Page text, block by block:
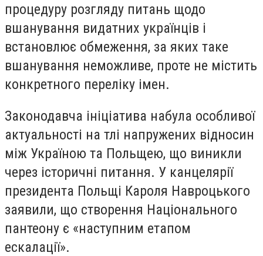
процедуру розгляду питань щодо
вшанування видатних українців і
встановлює обмеження, за яких таке
вшанування неможливе, проте не містить
конкретного переліку імен.
Законодавча ініціатива набула особливої
актуальності на тлі напружених відносин
між Україною та Польщею, що виникли
через історичні питання. У канцелярії
президента Польщі Кароля Навроцького
заявили, що створення Національного
пантеону є «наступним етапом
ескалації».